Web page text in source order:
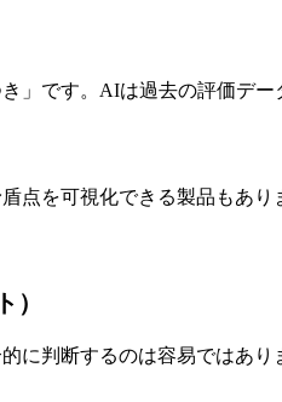
」です。AIは過去の評価デ
点を可視化できる製品もあ
）
に判断するのは容易ではあ